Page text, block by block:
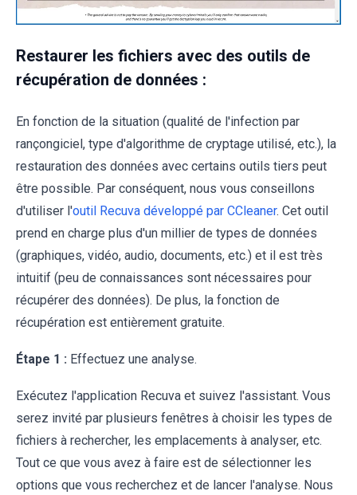
Restaurer les fichiers avec des outils de
récupération de données :
En fonction de la situation (qualité de l'infection par
rançongiciel, type d'algorithme de cryptage utilisé, etc.), la
restauration des données avec certains outils tiers peut
être possible. Par conséquent, nous vous conseillons
d'utiliser l'outil Recuva développé par CCleaner. Cet outil
prend en charge plus d'un millier de types de données
(graphiques, vidéo, audio, documents, etc.) et il est très
intuitif (peu de connaissances sont nécessaires pour
récupérer des données). De plus, la fonction de
récupération est entièrement gratuite.
Étape 1 : Effectuez une analyse.
Exécutez l'application Recuva et suivez l'assistant. Vous
serez invité par plusieurs fenêtres à choisir les types de
fichiers à rechercher, les emplacements à analyser, etc.
Tout ce que vous avez à faire est de sélectionner les
options que vous recherchez et de lancer l'analyse. Nous